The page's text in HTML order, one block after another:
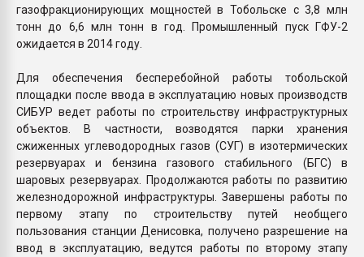
газофракционирующих мощностей в Тобольске с 3,8 млн
тонн до 6,6 млн тонн в год. Промышленный пуск ГФУ-2
ожидается в 2014 году.
Для обеспечения бесперебойной работы тобольской
площадки после ввода в эксплуатацию новых производств
СИБУР ведет работы по строительству инфраструктурных
объектов. В частности, возводятся парки хранения
сжиженных углеводородных газов (СУГ) в изотермических
резервуарах и бензина газового стабильного (БГС) в
шаровых резервуарах. Продолжаются работы по развитию
железнодорожной инфраструктуры. Завершены работы по
первому этапу по строительству путей необщего
пользования станции Денисовка, получено разрешение на
ввод в эксплуатацию, ведутся работы по второму этапу